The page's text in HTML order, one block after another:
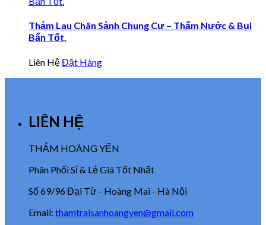
Thảm Lau Chân Sảnh Chung Cư – Thấm Nước & Bụi
Bẩn Tốt.
Liên HệĐặt Hàng
LIÊN HỆ
THẢM HOÀNG YẾN
Phân Phối Sỉ & Lẻ Giá Tốt Nhất
Số 69/96 Đại Từ - Hoàng Mai - Hà Nội
Email: thamtraisanhoangyen@gmail.com